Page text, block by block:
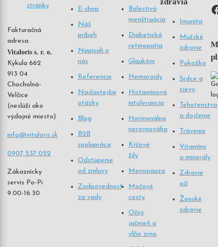
Fakturačná
adresa:
Vitaloris s. r. o.
Kykula 662
913 04
Chocholná-
Velčice
(neslúži ako
výdajné miesto)
info@vitaloris.sk
0907 537 052
Zákaznícky
servis Po-Pi
9.00-16.30
E-shop
Náš
príbeh
Napísali o
nás
Referencie
Najčastejšie
otázky
Blog
B2B
spolupráca
Odstúpenie
od zmluvy
Zodpovednosť
za vady
Bolestivá
menštruácia
Diabetická
retinopatia
Glaukóm
Hemoroidy
Histamínová
intolerancia
Hormonálna
nerovnováha
Kŕčové
žily
Menopauza
Močové
cesty
Očný
jačmeň a
vlčie zrno
zdravia
Imunita
Mužské
zdravie
Pokožka
Srdce a
cievy
Tehotenstvo
a dojčenie
Trávenie
Vitamíny
a minerály
Zdravie
očí
Ženské
zdravie